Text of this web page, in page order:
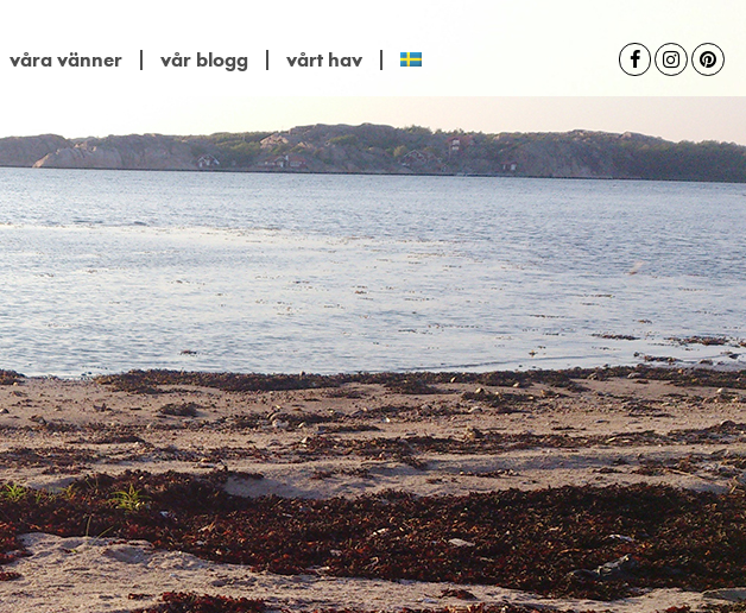
våra vänner vår blogg vårt hav